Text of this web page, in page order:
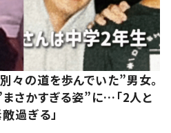
々の道を歩んでいた”男女。
さかすぎる姿”に…「2人と
過ぎる」